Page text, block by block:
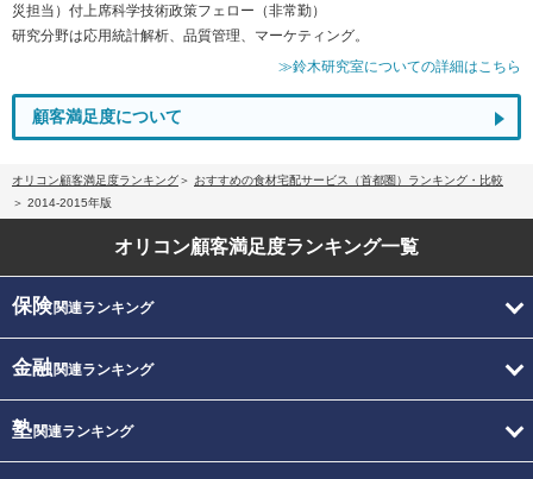
災担当）付上席科学技術政策フェロー（非常勤）
研究分野は応用統計解析、品質管理、マーケティング。
≫鈴木研究室についての詳細はこちら
顧客満足度について
オリコン顧客満足度ランキング
おすすめの食材宅配サービス（首都圏）ランキング・比較
2014-2015年版
オリコン顧客満足度ランキング一覧
保険関連ランキング
金融関連ランキング
塾関連ランキング